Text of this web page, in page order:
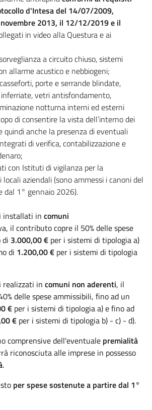
d'Intesa del 14/07/2009,
2013, il 12/12/2019 e il
in video alla Questura e ai
a circuito chiuso, sistemi
allarme acustico e nebbiogeni;
porte e serrande blindate,
vetri antisfondamento,
notturna interni ed esterni
di consentire la vista dell’interno dei
quindi anche la presenza di eventuali
di verifica, contabilizzazione e
con Istituti di vigilanza per la
locali aziendali (sono ammessi i canoni del
dal 1° gennaio 2026).
installati in comuni
il contributo copre il 50% delle spese
di 3.000,00 € per i sistemi di tipologia a)
di 1.200,00 € per i sistemi di tipologia
realizzati in comuni non aderenti, il
delle spese ammissibili, fino ad un
€ per i sistemi di tipologia a) e fino ad
€ per i sistemi di tipologia b) - c) - d).
comprensive dell'eventuale premialità
riconosciuta alle imprese in possesso
.
per spese sostenute a partire dal 1°